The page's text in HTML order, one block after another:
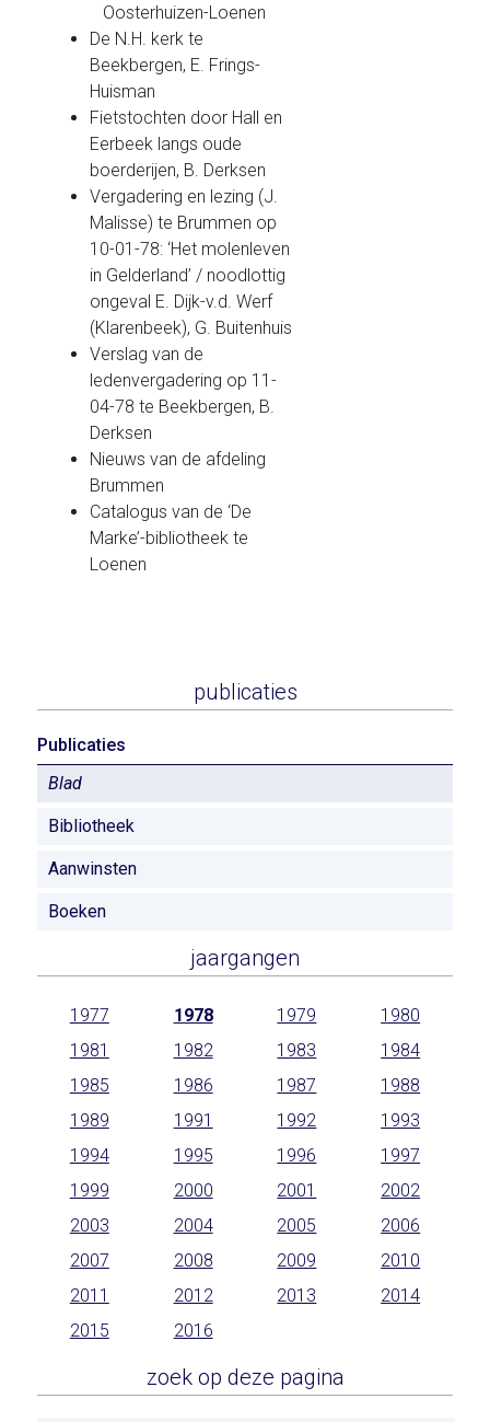
Oosterhuizen-Loenen
De N.H. kerk te
Beekbergen, E. Frings-
Huisman
Fietstochten door Hall en
Eerbeek langs oude
boerderijen, B. Derksen
Vergadering en lezing (J.
Malisse) te Brummen op
10-01-78: ‘Het molenleven
in Gelderland’ / noodlottig
ongeval E. Dijk-v.d. Werf
(Klarenbeek), G. Buitenhuis
Verslag van de
ledenvergadering op 11-
04-78 te Beekbergen, B.
Derksen
Nieuws van de afdeling
Brummen
Catalogus van de ‘De
Marke’-bibliotheek te
Loenen
publicaties
Publicaties
Blad
Bibliotheek
Aanwinsten
Boeken
jaargangen
1977 1978 1979
1980
1981
1982 1983
1984
1985
1986 1987
1988
1989
1991 1992
1993
1994
1995 1996
1997
1999
2000 2001
2002
2003
2004 2005
2006
2007
2008 2009
2010
2011
2012 2013
2014
2015
2016
zoek op deze pagina